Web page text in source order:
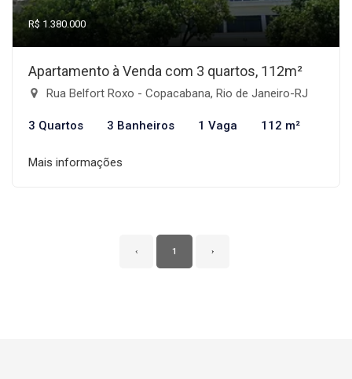
R$ 1.380.000
Apartamento à Venda com 3 quartos, 112m²
Rua Belfort Roxo - Copacabana, Rio de Janeiro-RJ
3 Quartos 3 Banheiros 1 Vaga 112 m²
Mais informações
‹ 1 ›